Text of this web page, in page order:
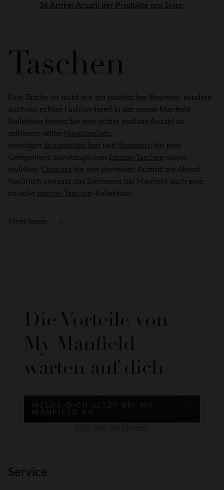
Anzahl der Produkte pro Seite:
Taschen
Eine Tasche ist nicht nur ein praktischer Begleiter, sondern
auch ein echtes Fashion-Item! In der neuen Manfield-
Kollektion finden Sie eine schier endlose Anzahl an
zeitlosen, edlen
Handtaschen
trendigen Schultertaschen und Shoppern für jede
Gelegenheit, bürotauglichen
Laptop-Taschen sowie
stylishen Clutches für den perfekten Auftritt am Abend.
Natürlich umfasst das Sortiment bei Manfield auch eine
stilvolle
Herren-Taschen -Kollektion!
Mehr lesen
Die Vorteile von
My Manfield
warten auf dich
MELDE DICH JETZT BEI MY
MANFIELD AN
Service